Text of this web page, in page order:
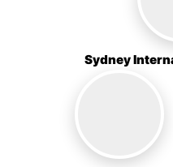
Sydney